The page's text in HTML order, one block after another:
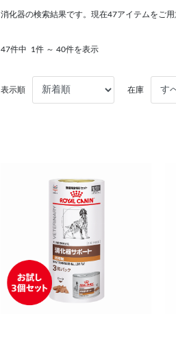
消化器の検索結果です。現在47アイテムをご用
47件中 1件 ～ 40件を表示
表示順 在庫